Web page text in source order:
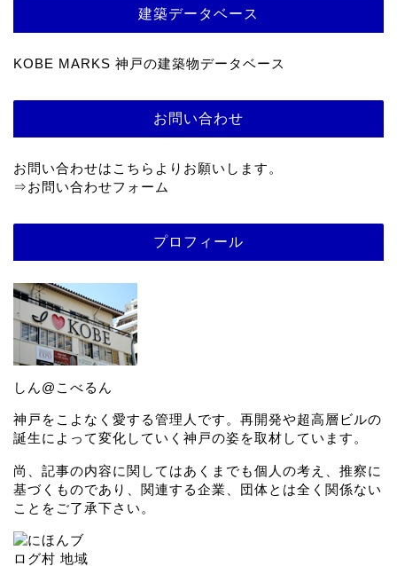
建築データベース
KOBE MARKS 神戸の建築物データベース
お問い合わせ
お問い合わせはこちらよりお願いします。
⇒お問い合わせフォーム
プロフィール
しん@こべるん
神戸をこよなく愛する管理人です。再開発や超高層ビルの
誕生によって変化していく神戸の姿を取材しています。
尚、記事の内容に関してはあくまでも個人の考え、推察に
基づくものであり、関連する企業、団体とは全く関係ない
ことをご了承下さい。